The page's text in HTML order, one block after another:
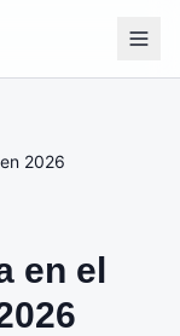
2026
en el